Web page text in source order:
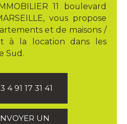
11 boulevard
vous propose
et de maisons /
à la location dans les
Sud.
4 91 17 31 41
UN